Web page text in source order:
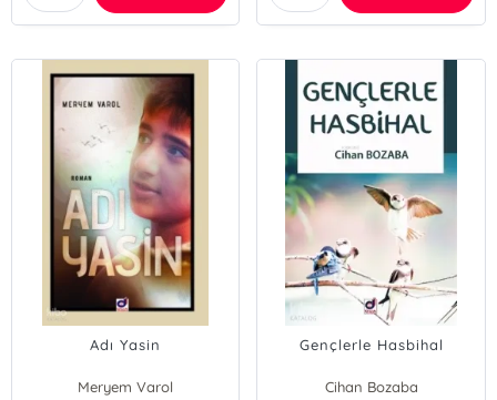
Adı Yasin
Meryem Varol
Gençlerle Hasbihal
Cihan Bozaba